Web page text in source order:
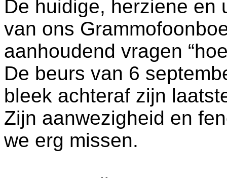
De huidige, herziene en
van ons
aanhoudend vragen
De beurs van 6
bleek achteraf zijn
Zijn aanwezigheid en
we erg missen.